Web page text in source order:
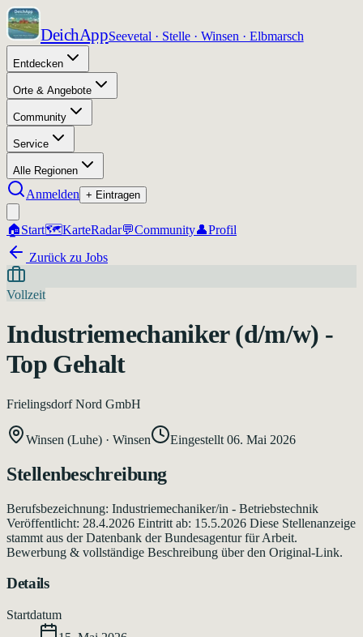
DeichAppSeevetal · Stelle · Winsen · Elbmarsch
Entdecken
Orte & Angebote
Community
Service
Alle Regionen
Anmelden + Eintragen
🏠Start🗺️KarteRadar💬Community👤Profil
Zurück zu Jobs
Vollzeit
Industriemechaniker (d/m/w) -
Top Gehalt
Frielingsdorf Nord GmbH
Winsen (Luhe) · Winsen Eingestellt 06. Mai 2026
Stellenbeschreibung
Berufsbezeichnung: Industriemechaniker/in - Betriebstechnik
Veröffentlicht: 28.4.2026 Eintritt ab: 15.5.2026 Diese Stellenanzeige
stammt aus der Datenbank der Bundesagentur für Arbeit.
Bewerbung & vollständige Beschreibung über den Original-Link.
Details
Startdatum